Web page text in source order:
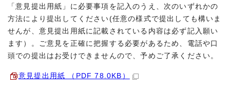
「意見提出用紙」に必要事項を記入のうえ、次のいずれかの
方法により提出してください(任意の様式で提出しても構いま
せんが、意見提出用紙に記載されている内容は必ず記入願い
ます）。ご意見を正確に把握する必要があるため、電話や口
頭での提出はお受けできませんので、予めご了承ください。
意見提出用紙 （PDF 78.0KB）